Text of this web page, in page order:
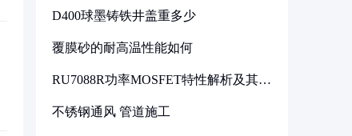
D400球墨铸铁井盖重多少
覆膜砂的耐高温性能如何
RU7088R功率MOSFET特性解析及其在
不锈钢通风 管道施工